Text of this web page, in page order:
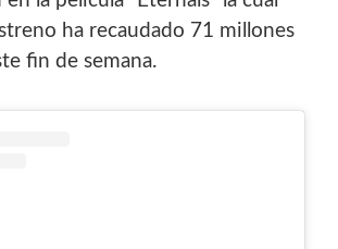
ha recaudado 71 millones
fin de semana.